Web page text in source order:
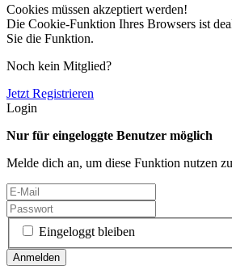
Cookies müssen akzeptiert werden!
Die Cookie-Funktion Ihres Browsers ist
Sie die Funktion.
Noch kein Mitglied?
Jetzt Registrieren
Login
Nur für eingeloggte Benutzer möglich
Melde dich an, um diese Funktion nutzen
Eingeloggt bleiben